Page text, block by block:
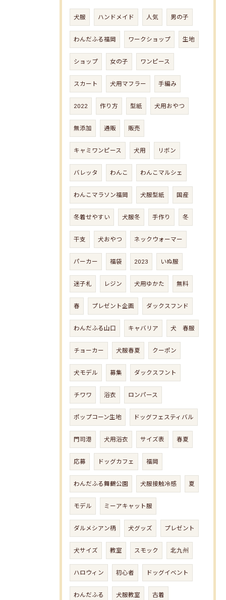
犬服 ハンドメイド 人気 男の子
わんだふる福岡 ワークショップ 生地
ショップ 女の子 ワンピース
スカート 犬用マフラー 手編み
2022 作り方 型紙 犬用おやつ
無添加 通販 販売
キャミワンピース 犬用 リボン
バレッタ わんこ わんこマルシェ
わんこマラソン福岡 犬服型紙 国産
冬着せやすい 犬服冬 手作り 冬
干支 犬おやつ ネックウォーマー
パーカー 福袋 2023 いぬ服
迷子札 レジン 犬用ゆかた 無料
春 プレゼント企画 ダックスフンド
わんだふる山口 キャバリア 犬 春服
チョーカー 犬服春夏 クーポン
犬モデル 募集 ダックスフント
チワワ 浴衣 ロンパース
ポップコーン生地 ドッグフェスティバル
門司港 犬用浴衣 サイズ表 春夏
応募 ドッグカフェ 福岡
わんだふる舞鶴公園 犬服接触冷感 夏
モデル ミーアキャット服
ダルメシアン柄 犬グッズ プレゼント
犬サイズ 教室 スモック 北九州
ハロウィン 初心者 ドッグイベント
わんだふる 犬服教室 古着